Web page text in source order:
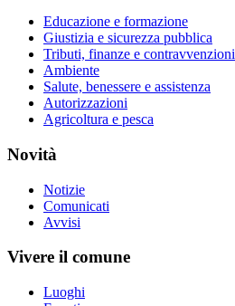
Educazione e formazione
Giustizia e sicurezza pubblica
Tributi, finanze e contravvenzioni
Ambiente
Salute, benessere e assistenza
Autorizzazioni
Agricoltura e pesca
Novità
Notizie
Comunicati
Avvisi
Vivere il comune
Luoghi